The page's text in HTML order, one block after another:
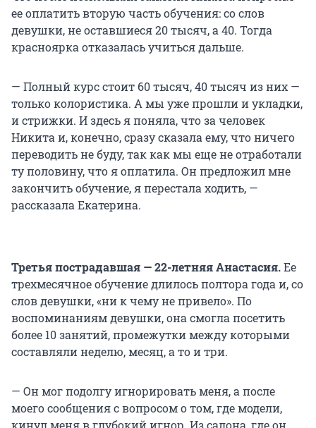
ее оплатить вторую часть обучения: со слов
девушки, не оставшиеся 20 тысяч, а 40. Тогда
красноярка отказалась учиться дальше.
— Полный курс стоит 60 тысяч, 40 тысяч из них —
только колористика. А мы уже прошли и укладки,
и стрижки. И здесь я поняла, что за человек
Никита и, конечно, сразу сказала ему, что ничего
переводить не буду, так как мы еще не отработали
ту половину, что я оплатила. Он предложил мне
закончить обучение, я перестала ходить, —
рассказала Екатерина.
Третья пострадавшая — 22-летняя Анастасия.Ее
трехмесячное обучение длилось полтора года и, со
слов девушки, «ни к чему не привело». По
воспоминаниям девушки, она смогла посетить
более 10 занятий, промежутки между которыми
составляли неделю, месяц, а то и три.
— Он мог подолгу игнорировать меня, а после
моего сообщения с вопросом о том, где модели,